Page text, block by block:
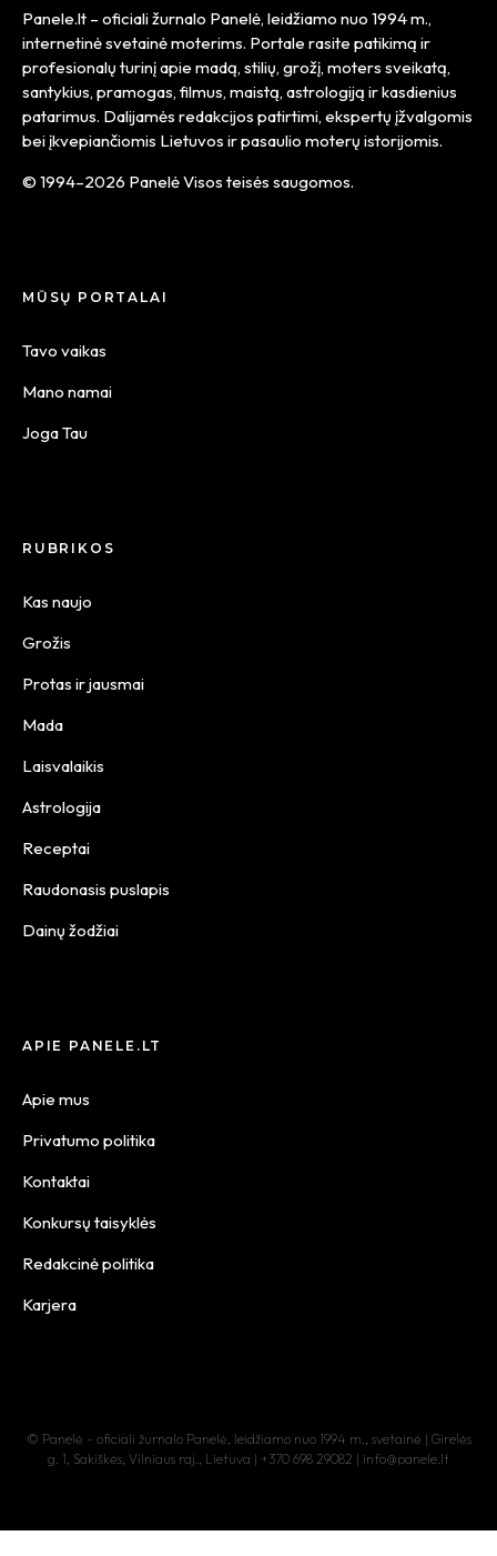
Panele.lt – oficiali žurnalo Panelė, leidžiamo nuo 1994 m.,
internetinė svetainė moterims. Portale rasite patikimą ir
profesionalų turinį apie madą, stilių, grožį, moters sveikatą,
santykius, pramogas, filmus, maistą, astrologiją ir kasdienius
patarimus. Dalijamės redakcijos patirtimi, ekspertų įžvalgomis
bei įkvepiančiomis Lietuvos ir pasaulio moterų istorijomis.
© 1994–2026 Panelė Visos teisės saugomos.
MŪSŲ PORTALAI
Tavo vaikas
Mano namai
Joga Tau
RUBRIKOS
Kas naujo
Grožis
Protas ir jausmai
Mada
Laisvalaikis
Astrologija
Receptai
Raudonasis puslapis
Dainų žodžiai
APIE PANELE.LT
Apie mus
Privatumo politika
Kontaktai
Konkursų taisyklės
Redakcinė politika
Karjera
© Panelė – oficiali žurnalo Panelė, leidžiamo nuo 1994 m., svetainė | Girelės
g. 1, Sakiškės, Vilniaus raj., Lietuva | +370 698 29082 | info@panele.lt